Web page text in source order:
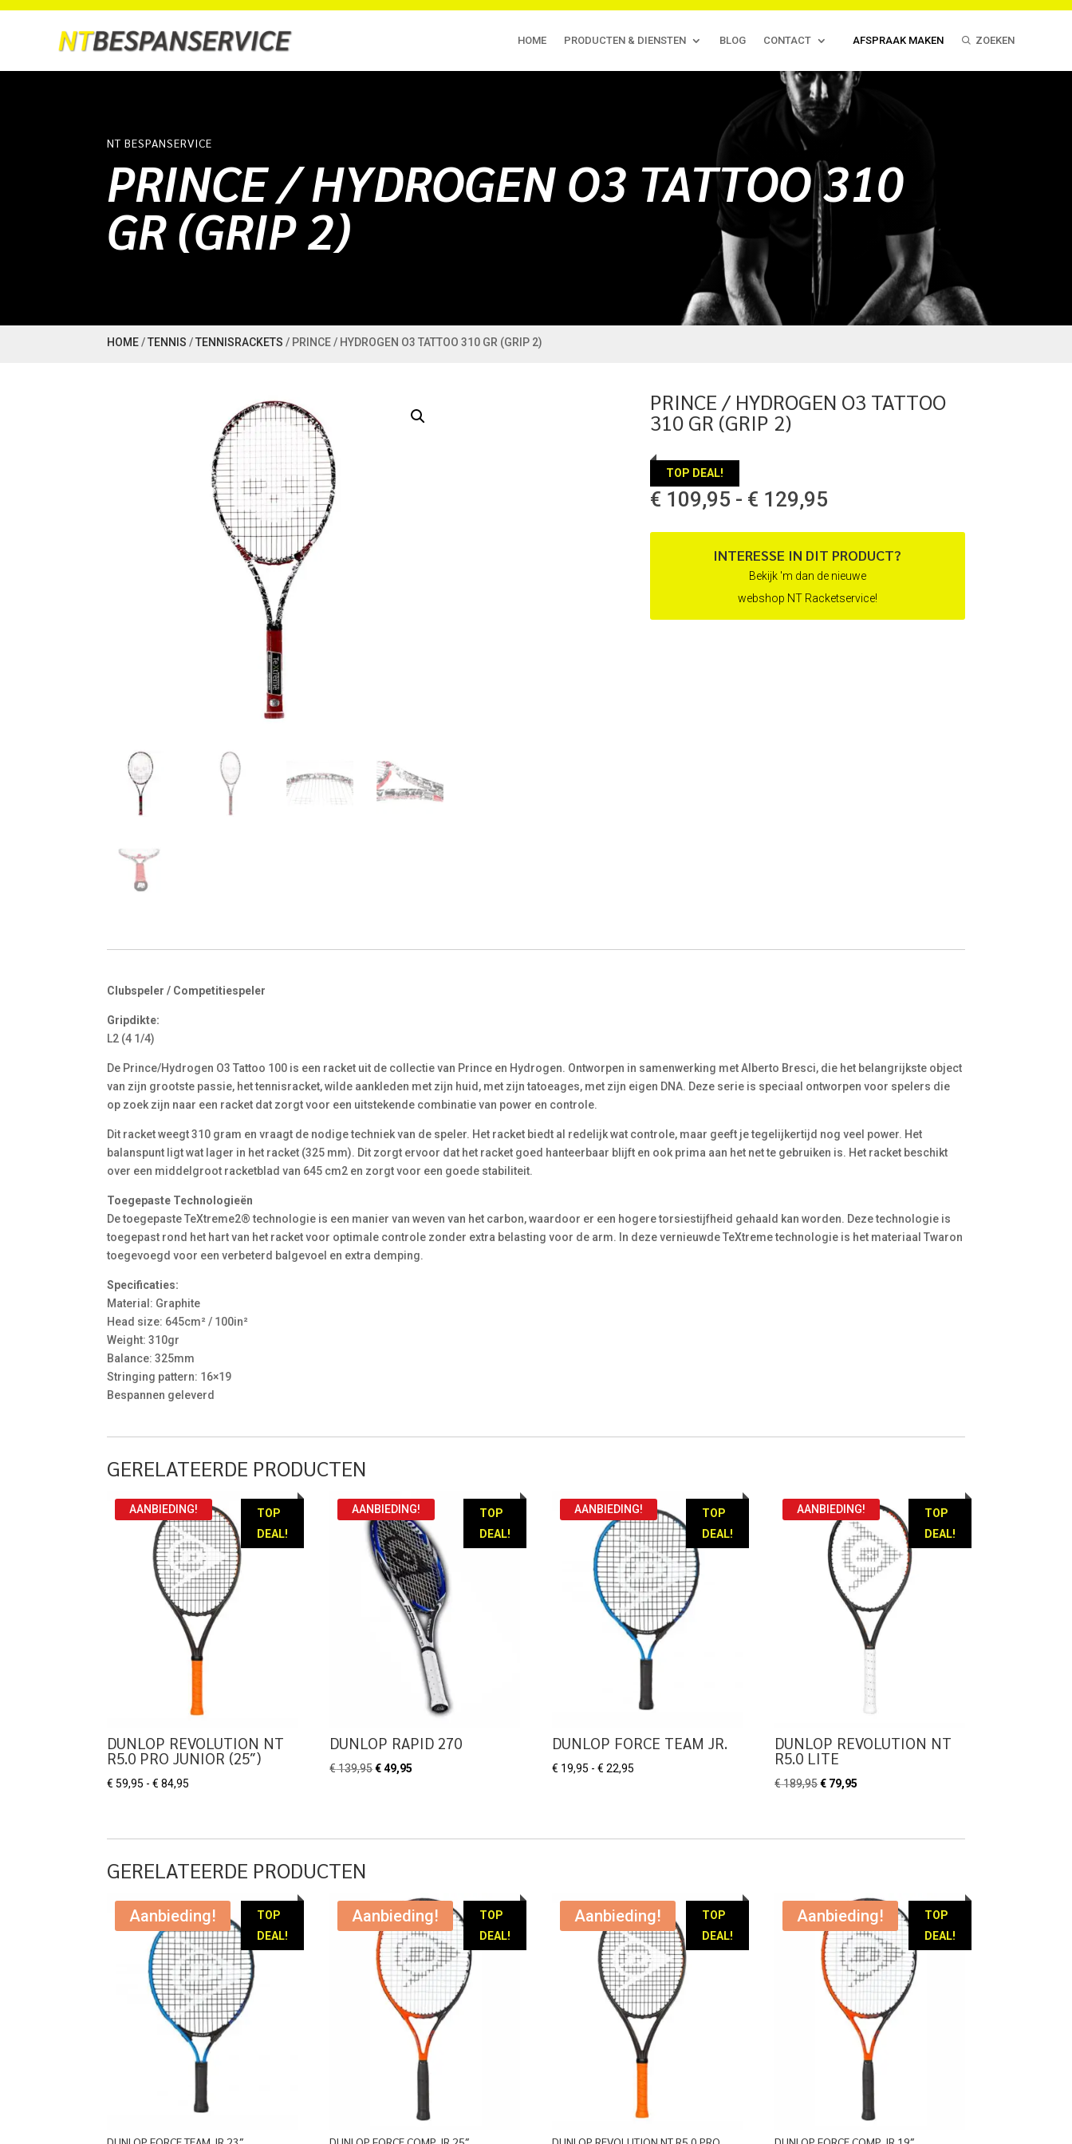
HOME PRODUCTEN & DIENSTEN BLOG CONTACT AFSPRAAK MAKEN ZOEKEN
NT BESPANSERVICE
PRINCE / HYDROGEN O3 TATTOO 310
GR (GRIP 2)
HOME/TENNIS /TENNISRACKETS / PRINCE / HYDROGEN O3 TATTOO 310 GR (GRIP 2)
PRINCE / HYDROGEN O3 TATTOO
310 GR (GRIP 2)
TOP DEAL!
€ 109,95 - € 129,95Prijsklasse:
tot
€ 129,95
INTERESSE IN DIT PRODUCT?
Bekijk 'm dan de nieuwe
webshop NT Racketservice!
Clubspeler / Competitiespeler
Gripdikte:
L2 (4 1/4)
De Prince/Hydrogen O3 Tattoo 100 is een racket uit de collectie van Prince en Hydrogen. Ontworpen in samenwerking met Alberto Bresci, die het belangrijkste object
van zijn grootste passie, het tennisracket, wilde aankleden met zijn huid, met zijn tatoeages, met zijn eigen DNA. Deze serie is speciaal ontworpen voor spelers die
op zoek zijn naar een racket dat zorgt voor een uitstekende combinatie van power en controle.
Dit racket weegt 310 gram en vraagt de nodige techniek van de speler. Het racket biedt al redelijk wat controle, maar geeft je tegelijkertijd nog veel power. Het
balanspunt ligt wat lager in het racket (325 mm). Dit zorgt ervoor dat het racket goed hanteerbaar blijft en ook prima aan het net te gebruiken is. Het racket beschikt
over een middelgroot racketblad van 645 cm2 en zorgt voor een goede stabiliteit.
Toegepaste Technologieën
De toegepaste TeXtreme2® technologie is een manier van weven van het carbon, waardoor er een hogere torsiestijfheid gehaald kan worden. Deze technologie is
toegepast rond het hart van het racket voor optimale controle zonder extra belasting voor de arm. In deze vernieuwde TeXtreme technologie is het materiaal Twaron
toegevoegd voor een verbeterd balgevoel en extra demping.
Specificaties:
Material: Graphite
Head size: 645cm² / 100in²
Weight: 310gr
Balance: 325mm
Stringing pattern: 16×19
Bespannen geleverd
GERELATEERDE PRODUCTEN
TOP
DEAL!
AANBIEDING!
DUNLOP REVOLUTION NT
R5.0 PRO JUNIOR (25″)
€ 59,95 - € 84,95
TOP
DEAL!
AANBIEDING!
DUNLOP RAPID 270
€139,95Oorspronkelijke
€49,95
TOP
DEAL!
AANBIEDING!
DUNLOP FORCE TEAM JR.
€ 19,95 - € 22,95
TOP
DEAL!
AANBIEDING!
DUNLOP REVOLUTION NT
R5.0 LITE
€189,95Oorspronkelijke
€ 79,95
GERELATEERDE PRODUCTEN
TOP
DEAL!
Aanbieding!
TOP
DEAL!
Aanbieding!
TOP
DEAL!
Aanbieding!
TOP
DEAL!
Aanbieding!